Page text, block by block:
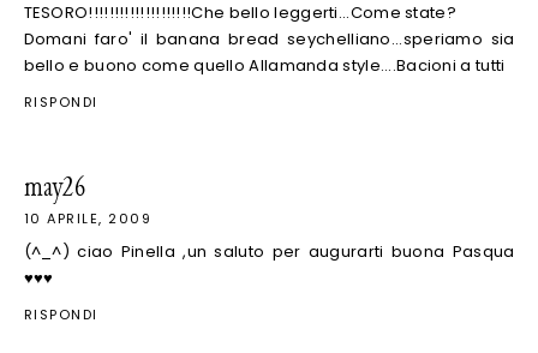
TESORO!!!!!!!!!!!!!!!!!!!!Che bello leggerti...Come state?
Domani faro' il banana bread seychelliano...speriamo sia
bello e buono come quello Allamanda style....Bacioni a tutti
RISPONDI
may26
10 APRILE, 2009
(^_^) ciao Pinella ,un saluto per augurarti buona Pasqua
♥♥♥
RISPONDI